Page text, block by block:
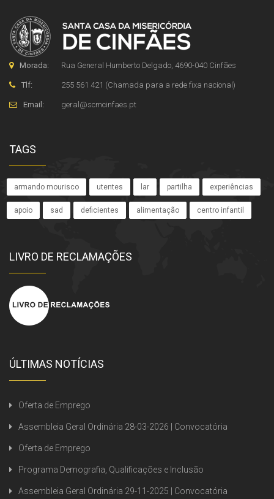
Morada: Rua General Humberto Delgado, 4690-040 Cinfães
Tlf: 255 561 421 (Chamada para a rede fixa nacional)
Email: geral @scmcinfaes.pt
TAGS
armando mourisco utentes lar partilha experiências
apoio sad deficientes alimentação centro infantil
LIVRO DE RECLAMAÇÕES
ÚLTIMAS NOTÍCIAS
Oferta de Emprego
Assembleia Geral Ordinária 28-03-2026 | Convocatória
Oferta de Emprego
Programa Demografia, Qualificações e Inclusão
Assembleia Geral Ordinária 29-11-2025 | Convocatória